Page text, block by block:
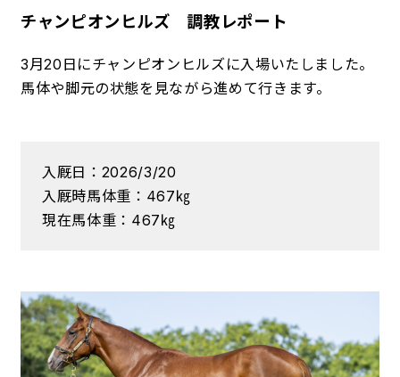
チャンピオンヒルズ 調教レポート
3月20日にチャンピオンヒルズに入場いたしました。
馬体や脚元の状態を見ながら進めて行きます。
入厩日：2026/3/20
入厩時馬体重：467㎏
現在馬体重：467㎏